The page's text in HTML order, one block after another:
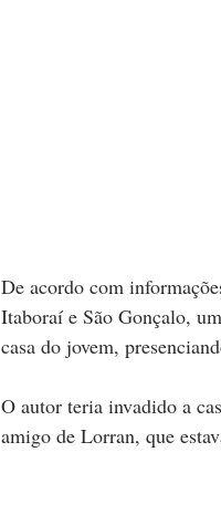
De acordo com
Itaboraí e São Gonçalo,
casa do jovem,
O autor teria invadido a
amigo de Lorran, que